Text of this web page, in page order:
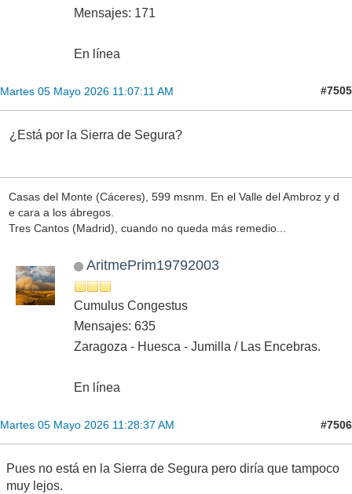
Mensajes: 171
En línea
Martes 05 Mayo 2026 11:07:11 AM #7505
¿Está por la Sierra de Segura?
Casas del Monte (Cáceres), 599 msnm. En el Valle del Ambroz y d
e cara a los ábregos.
Tres Cantos (Madrid), cuando no queda más remedio...
AritmePrim19792003
Cumulus Congestus
Mensajes: 635
Zaragoza - Huesca - Jumilla / Las Encebras.
En línea
Martes 05 Mayo 2026 11:28:37 AM #7506
Pues no está en la Sierra de Segura pero diría que tampoco
muy lejos.